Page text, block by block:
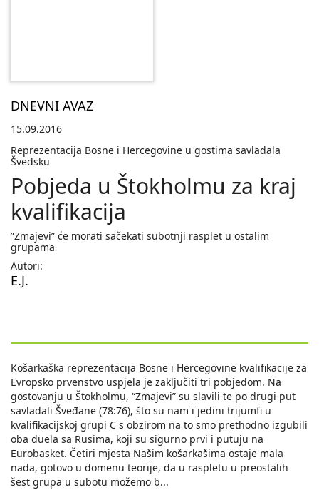
DNEVNI AVAZ
15.09.2016
Reprezentacija Bosne i Hercegovine u gostima savladala
Švedsku
Pobjeda u Štokholmu za kraj
kvalifikacija
”Zmajevi” će morati sačekati subotnji rasplet u ostalim
grupama
Autori:
E.J.
Košarkaška reprezentacija Bosne i Hercegovine kvalifikacije za
Evropsko prvenstvo uspjela je zaključiti tri pobjedom. Na
gostovanju u Štokholmu, “Zmajevi” su slavili te po drugi put
savladali Šveđane (78:76), što su nam i jedini trijumfi u
kvalifikacijskoj grupi C s obzirom na to smo prethodno izgubili
oba duela sa Rusima, koji su sigurno prvi i putuju na
Eurobasket. Četiri mjesta Našim košarkašima ostaje mala
nada, gotovo u domenu teorije, da u raspletu u preostalih
šest grupa u subotu možemo b...